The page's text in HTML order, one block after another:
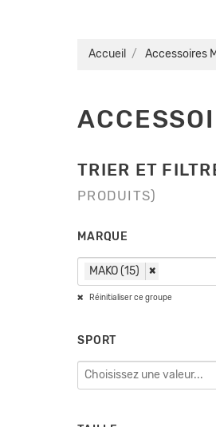
Accueil Accessoires
TRIER ET
PRODUITS)
MARQUE
MAKO (15) ×
Réinitialiser ce groupe
SPORT